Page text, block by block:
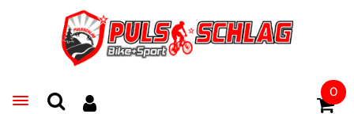
Toggle navigation
0